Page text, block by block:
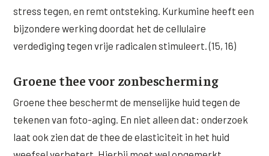
stress tegen, en remt ontsteking. Kurkumine heeft een
bijzondere werking doordat het de cellulaire
verdediging tegen vrije radicalen stimuleert. (15, 16)
Groene thee voor zonbescherming
Groene thee beschermt de menselijke huid tegen de
tekenen van foto-aging. En niet alleen dat: onderzoek
laat ook zien dat de thee de elasticiteit in het huid